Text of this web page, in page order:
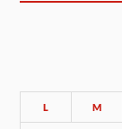
L M